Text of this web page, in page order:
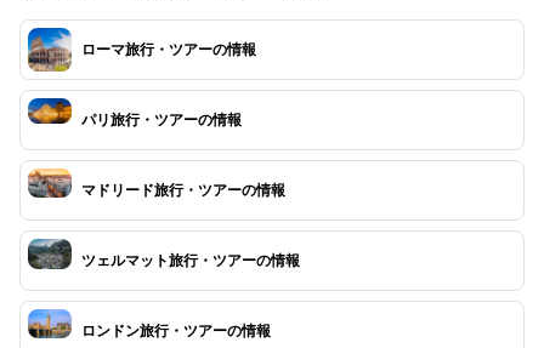
ローマ旅行・ツアーの情報
パリ旅行・ツアーの情報
マドリード旅行・ツアーの情報
ツェルマット旅行・ツアーの情報
ロンドン旅行・ツアーの情報